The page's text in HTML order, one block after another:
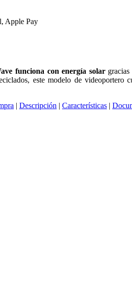
Apple Pay
funciona con energía solargracias
este modelo de videoportero
| Descripción | Características |